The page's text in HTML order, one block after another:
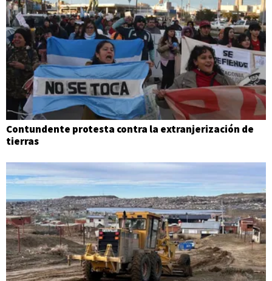
Contundente protesta contra la extranjerización de
tierras